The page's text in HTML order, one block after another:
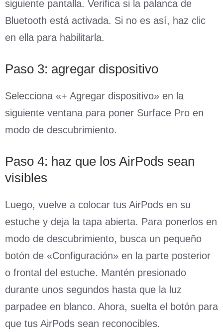
siguiente pantalla. Verifica si la palanca de
Bluetooth está activada. Si no es así, haz clic
en ella para habilitarla.
Paso 3: agregar dispositivo
Selecciona «+ Agregar dispositivo» en la
siguiente ventana para poner Surface Pro en
modo de descubrimiento.
Paso 4: haz que los AirPods sean
visibles
Luego, vuelve a colocar tus AirPods en su
estuche y deja la tapa abierta. Para ponerlos en
modo de descubrimiento, busca un pequeño
botón de «Configuración» en la parte posterior
o frontal del estuche. Mantén presionado
durante unos segundos hasta que la luz
parpadee en blanco. Ahora, suelta el botón para
que tus AirPods sean reconocibles.